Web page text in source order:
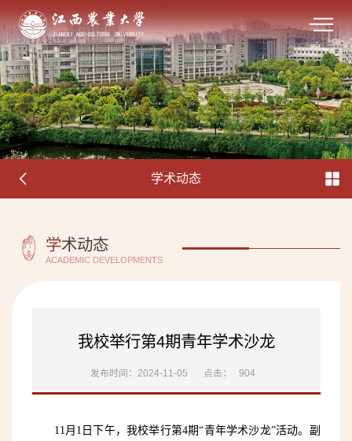
学术动态
学术动态
ACADEMIC DEVELOPMENTS
我校举行第4期青年学术沙龙
发布时间：2024-11-05 点击： 904
11月1日下午，我校举行第4期“青年学术沙龙”活动。副